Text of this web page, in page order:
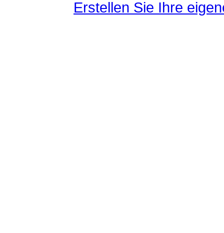
Erstellen Sie Ihre